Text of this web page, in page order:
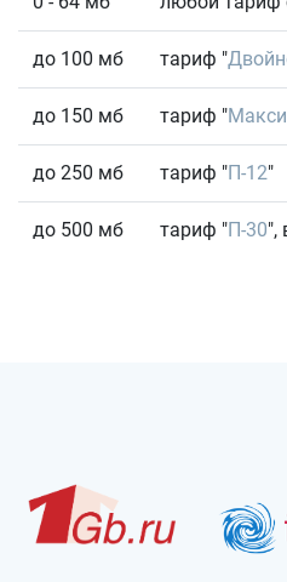
до 100 мб тариф "
до 150 мб тариф "
до 250 мб тариф "П-12"
до 500 мб тариф "П-30",